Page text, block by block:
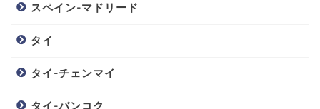
スペイン-マドリード
タイ
タイ-チェンマイ
タイ-バンコク